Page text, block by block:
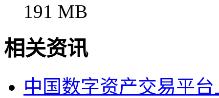
191 MB
相关资讯
中国数字资产交易平